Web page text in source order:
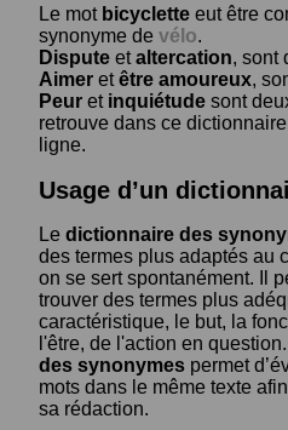
Le mot bicyclette eut être
synonyme de vélo.
Dispute etaltercation, sont
Aimer etêtre amoureux,
Peur et inquiétude sont
retrouve dans ce
ligne.
Usage d’un
Le dictionnaire des
des termes plus adaptés au
on se sert spontanément. Il
trouver des termes plus
caractéristique, le but, la
l'être, de l'action en
des synonymes permet
mots dans le même texte
sa rédaction.